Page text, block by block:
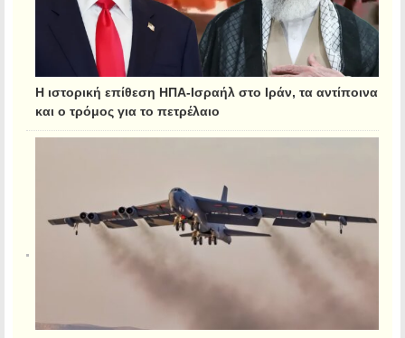
Η ιστορική επίθεση ΗΠΑ-Ισραήλ στο Ιράν, τα αντίποινα
και ο τρόμος για το πετρέλαιο